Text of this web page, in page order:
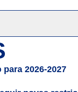
2026-2027